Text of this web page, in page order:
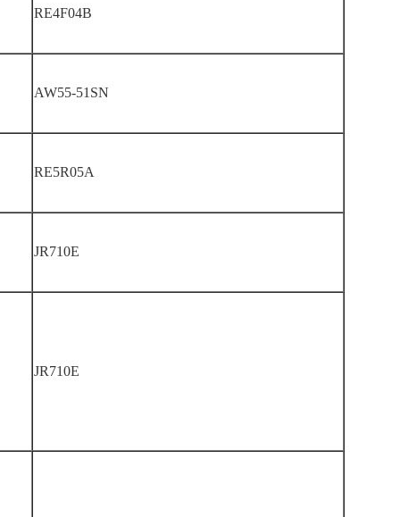
RE4F04B
AW55-51SN
RE5R05A
JR710E
JR710E